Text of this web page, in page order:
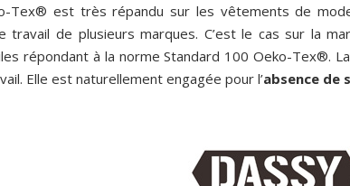
Tex® est très répandu sur les vêtements de
travail de plusieurs marques. C’est le cas sur la
répondant à la norme Standard 100 Oeko-Tex®.
Elle est naturellement engagée pour l’absence de